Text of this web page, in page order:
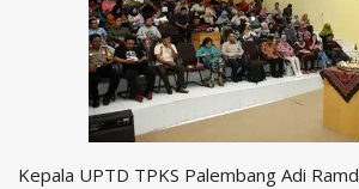
Kepala UPTD TPKS Palembang Adi